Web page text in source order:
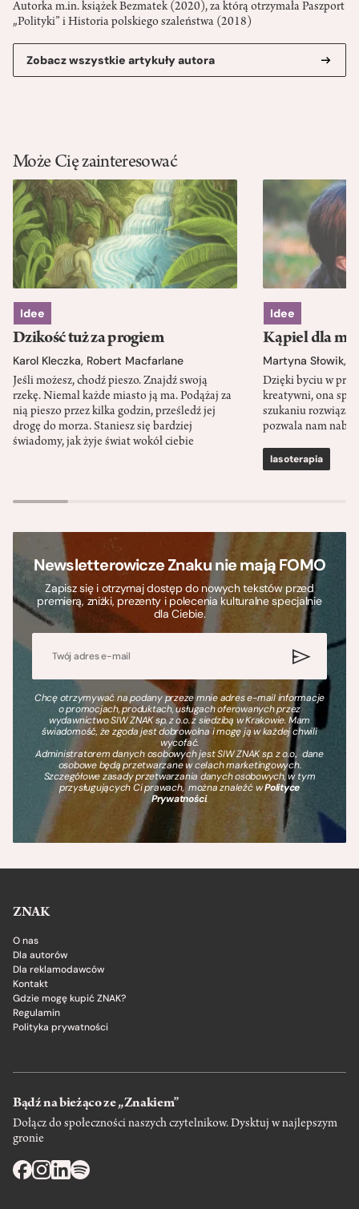
Autorka m.in. książek Bezmatek (2020), za którą otrzymała Paszport
„Polityki” i Historia polskiego szaleństwa (2018)
Zobacz wszystkie artykuły autora
Może Cię zainteresować
Idee
Dzikość tuż za progiem
Karol Kleczka, Robert Macfarlane
Jeśli możesz, chodź pieszo. Znajdź swoją
rzekę. Niemal każde miasto ją ma. Podążaj za
nią pieszo przez kilka godzin, prześledź jej
drogę do morza. Staniesz się bardziej
świadomy, jak żyje świat wokół ciebie
Idee
Kąpiel dla
Martyna Słowik,
Dzięki byciu w
kreatywni, ona
szukaniu
pozwala nam
lasoterapia
Newsletterowicze Znaku nie mają FOMO
Zapisz się i otrzymaj dostęp do nowych tekstów przed
premierą, zniżki, prezenty i polecenia kulturalne specjalnie
dla Ciebie.
Chcę otrzymywać na podany przeze mnie adres e-mail informacje
o promocjach, produktach, usługach oferowanych przez
wydawnictwo SIW ZNAK sp. z o.o. z siedzibą w Krakowie. Mam
świadomość, że zgoda jest dobrowolna i mogę ją w każdej chwili
wycofać.
Administratorem danych osobowych jest SIW ZNAK sp. z o.o., dane
osobowe będą przetwarzane w celach marketingowych.
Szczegółowe zasady przetwarzania danych osobowych, w tym
przysługujących Ci prawach, można znaleźć wPolityce
Prywatności.
ZNAK
O nas
Dla autorów
Dla reklamodawców
Kontakt
Gdzie mogę kupić ZNAK?
Regulamin
Polityka prywatności
Bądź na bieżąco ze „Znakiem”
Dołącz do społeczności naszych czytelnikow. Dysktuj w najlepszym
gronie